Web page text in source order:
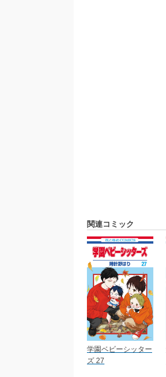
関連コミック
学園ベビーシッター
ズ 27